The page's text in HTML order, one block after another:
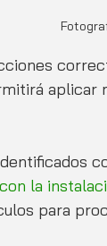
aplicar
la
para